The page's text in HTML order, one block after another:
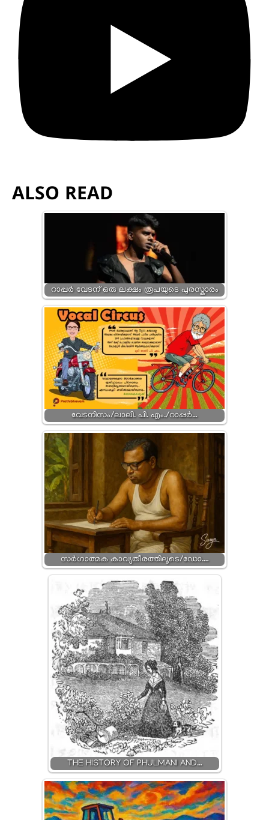
ALSO READ
റാപ്പർ വേടന് ഒരു ലക്ഷം രൂപയുടെ പുരസ്കാരം
വേടനിസം/ലാലി. പി. എം./റാപ്പർ…
സർഗാത്മക കാവ്യതീരത്തിലൂടെ/ഡോ.…
THE HISTORY OF PHULMANI AND…